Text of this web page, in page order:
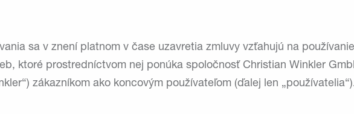
sa v znení platnom v čase uzavretia zmluvy vzťahujú na
ktoré prostredníctvom nej ponúka spoločnosť Christian Winkler
zákazníkom ako koncovým používateľom (ďalej len